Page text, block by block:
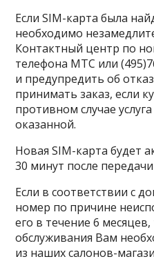
Если SIM-карта была
необходимо
Контактный центр по
телефона МТС или
и предупредить об
принимать заказ, если
противном случае
оказанной.
Новая SIM-карта будет
30 минут после передачи
Если в соответствии с
номер по причине
его в течение 6
обслуживания Вам
из наших салонов-